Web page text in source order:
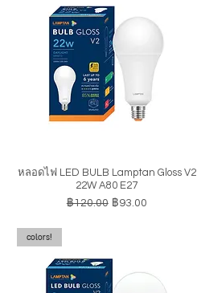
ดูข้อมูลด่วน
หลอดไฟ LED BULB Lamptan Gloss V2
22W A80 E27
ราคาปกติ
฿120.00 ราคาขายลด
฿93.00
colors!